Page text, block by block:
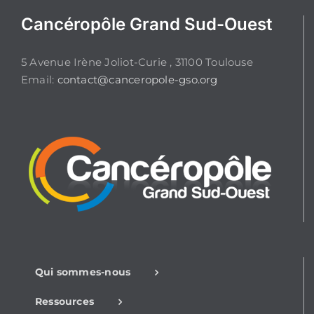
Cancéropôle Grand Sud-Ouest
5 Avenue Irène Joliot-Curie , 31100 Toulouse
Email: contact@canceropole-gso.org
Qui sommes-nous
Ressources